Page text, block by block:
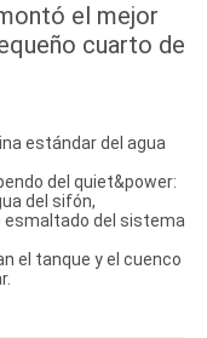
el mejor
cuarto de
estándar del agua
del quiet&power:
del sifón,
del sistema
el tanque y el cuenco